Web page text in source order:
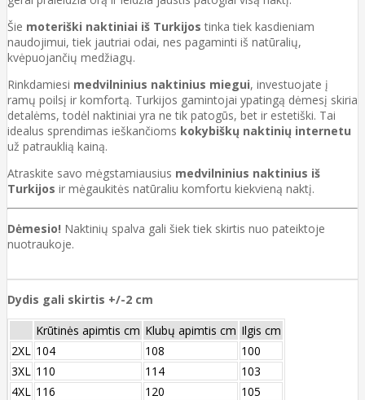
Šie moteriški naktiniai iš Turkijos tinka tiek kasdieniam
naudojimui, tiek jautriai odai, nes pagaminti iš natūralių,
kvėpuojančių medžiagų.
Rinkdamiesi medvilninius naktinius miegui, investuojate į
ramų poilsį ir komfortą. Turkijos gamintojai ypatingą dėmesį skiria
detalėms, todėl naktiniai yra ne tik patogūs, bet ir estetiški. Tai
idealus sprendimas ieškančioms kokybiškų naktinių internetu
už patrauklią kainą.
Atraskite savo mėgstamiausius medvilninius naktinius iš
Turkijos ir mėgaukitės natūraliu komfortu kiekvieną naktį.
Dėmesio! Naktinių spalva gali šiek tiek skirtis nuo pateiktoje
nuotraukoje.
Dydis gali skirtis +/-2 cm
Krūtinės apimtis cm Klubų apimtis cm Ilgis cm
2XL 104 108
100
3XL 110 114
103
4XL 116 120
105